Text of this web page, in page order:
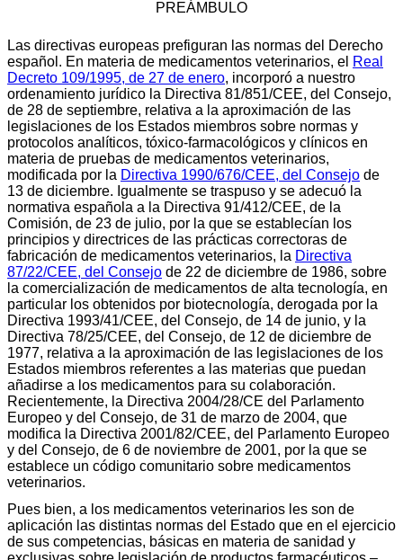
PREÁMBULO
Las directivas europeas prefiguran las normas del Derecho
español. En materia de medicamentos veterinarios, el Real
Decreto 109/1995, de 27 de enero, incorporó a nuestro
ordenamiento jurídico la Directiva 81/851/CEE, del Consejo,
de 28 de septiembre, relativa a la aproximación de las
legislaciones de los Estados miembros sobre normas y
protocolos analíticos, tóxico-farmacológicos y clínicos en
materia de pruebas de medicamentos veterinarios,
modificada por la Directiva 1990/676/CEE, del Consejo de
13 de diciembre. Igualmente se traspuso y se adecuó la
normativa española a la Directiva 91/412/CEE, de la
Comisión, de 23 de julio, por la que se establecían los
principios y directrices de las prácticas correctoras de
fabricación de medicamentos veterinarios, la Directiva
87/22/CEE, del Consejo de 22 de diciembre de 1986, sobre
la comercialización de medicamentos de alta tecnología, en
particular los obtenidos por biotecnología, derogada por la
Directiva 1993/41/CEE, del Consejo, de 14 de junio, y la
Directiva 78/25/CEE, del Consejo, de 12 de diciembre de
1977, relativa a la aproximación de las legislaciones de los
Estados miembros referentes a las materias que puedan
añadirse a los medicamentos para su colaboración.
Recientemente, la Directiva 2004/28/CE del Parlamento
Europeo y del Consejo, de 31 de marzo de 2004, que
modifica la Directiva 2001/82/CEE, del Parlamento Europeo
y del Consejo, de 6 de noviembre de 2001, por la que se
establece un código comunitario sobre medicamentos
veterinarios.
Pues bien, a los medicamentos veterinarios les son de
aplicación las distintas normas del Estado que en el ejercicio
de sus competencias, básicas en materia de sanidad y